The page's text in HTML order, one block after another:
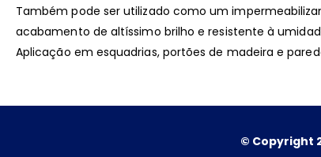
Também pode ser utilizado como um
acabamento de altíssimo brilho e resistente à
Aplicação em esquadrias, portões de madeira e
© Copyright